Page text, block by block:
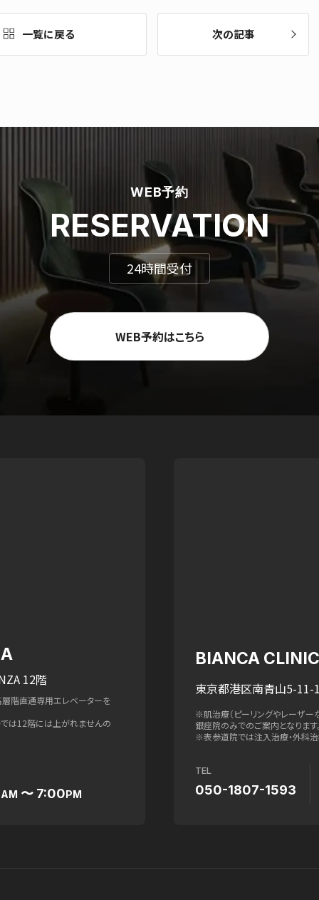
一覧に戻る 次の記事
WEB予約
RESERVATION
24時間受付
WEB予約はこちら
12階
階直通専用エレベーターを
は12階には上がれませんの
AM 〜 7:00PM
BIANCA
東京都港区南青山5-11-
※肌治療（ピーリングやレーザー
銀座院のみでのご案内となります
※表参道院では注入治療・外科
TEL
050-1807-1593